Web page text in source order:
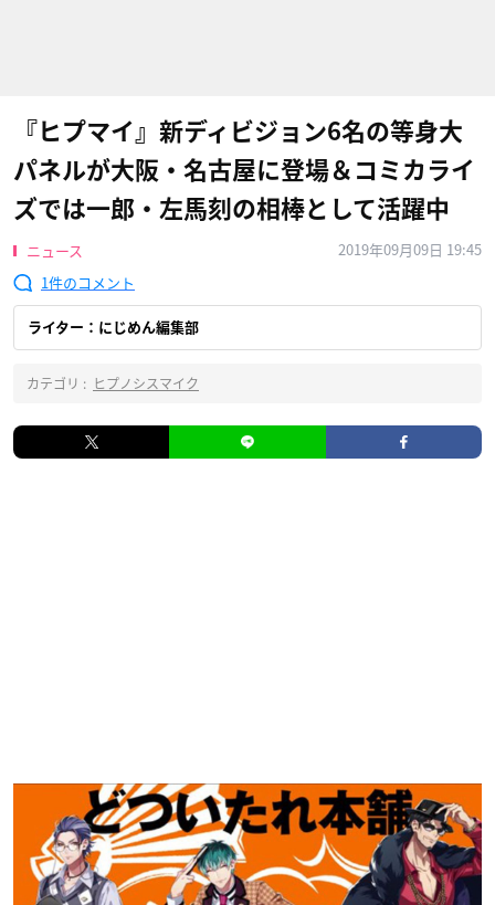
『ヒプマイ』新ディビジョン6名の等身大
パネルが大阪・名古屋に登場＆コミカライ
ズでは一郎・左馬刻の相棒として活躍中
ニュース
2019年09月09日 19:45
1
ライター：にじめん編集部
カテゴリ : ヒプノシスマイク